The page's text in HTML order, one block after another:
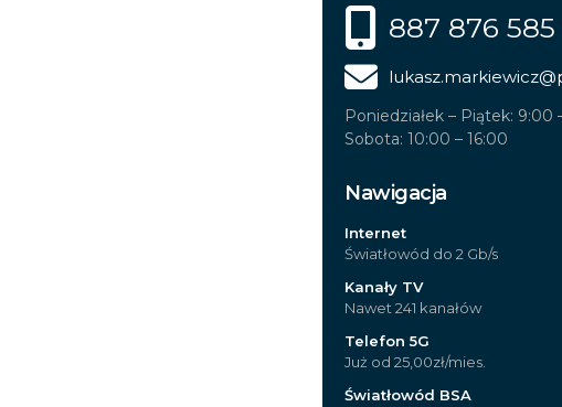
887 876 585
lukasz.markiewicz
Poniedziałek – Piątek: 9:00
Sobota: 10:00 – 16:00
Nawigacja
Internet
Światłowód do 2 Gb/s
Kanały TV
Nawet 241 kanałów
Telefon 5G
Już od 25,00zł/mies.
Światłowód BSA